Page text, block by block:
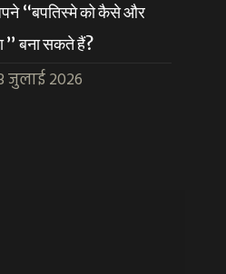
“बपतिस्मे को कैसे और
” बना सकते हैं?
जुलाई 2026